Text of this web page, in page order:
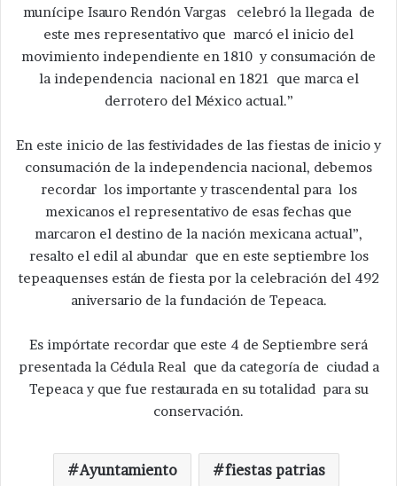
munícipe Isauro Rendón Vargas celebró la llegada de
este mes representativo que marcó el inicio del
movimiento independiente en 1810 y consumación de
la independencia nacional en 1821 que marca el
derrotero del México actual.”
En este inicio de las festividades de las fiestas de inicio y
consumación de la independencia nacional, debemos
recordar los importante y trascendental para los
mexicanos el representativo de esas fechas que
marcaron el destino de la nación mexicana actual”,
resalto el edil al abundar que en este septiembre los
tepeaquenses están de fiesta por la celebración del 492
aniversario de la fundación de Tepeaca.
Es impórtate recordar que este 4 de Septiembre será
presentada la Cédula Real que da categoría de ciudad a
Tepeaca y que fue restaurada en su totalidad para su
conservación.
Ayuntamiento fiestas patrias